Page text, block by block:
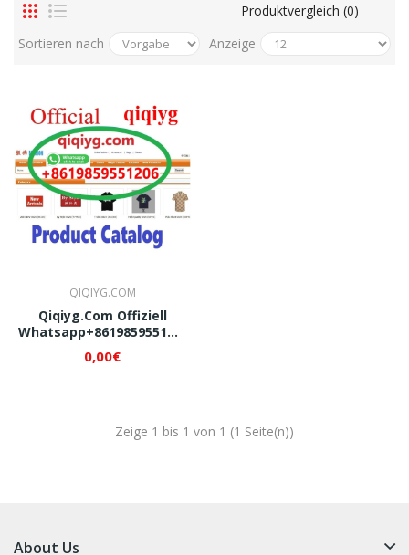
Produktvergleich (0)
Sortieren nach
Anzeige
QIQIYG.COM
Qiqiyg.com Offiziell
Whatsapp+8619859551206
Ihr Zuverlässiger Partner
0,00€
Zeige 1 bis 1 von 1 (1 Seite(n))
About Us